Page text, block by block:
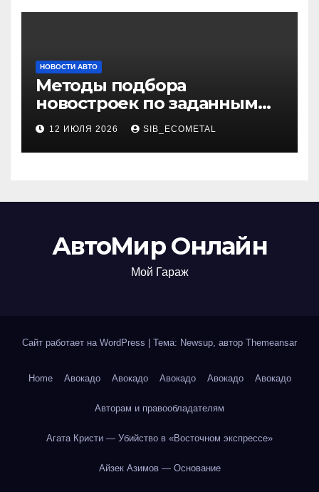
НОВОСТИ АВТО
Методы подбора
новостроек по заданным
критериям
12 ИЮЛЯ 2026 SIB_ECOMETAL
АвтоМир Онлайн
Мой Гараж
Сайт работает на WordPress Тема: Newsup, автор Themeansar
Home Авокадо Авокадо Авокадо Авокадо Авокадо
Авторам и правообладателям
Агата Кристи — Убийство в «Восточном экспрессе»
Айзек Азимов — Основание